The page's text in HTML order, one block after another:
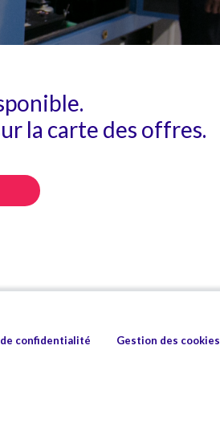
la carte des offres.
confidentialité Gestion des cookies